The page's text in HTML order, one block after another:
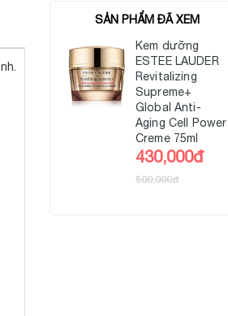
SẢN PHẨM ĐÃ XEM
Kem dưỡng
ESTEE LAUDER
Revitalizing
Supreme+
Global Anti-
Aging Cell Power
Creme 75ml
430,000đ
500,000đ